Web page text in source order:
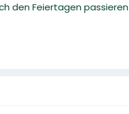
den Feiertagen passieren